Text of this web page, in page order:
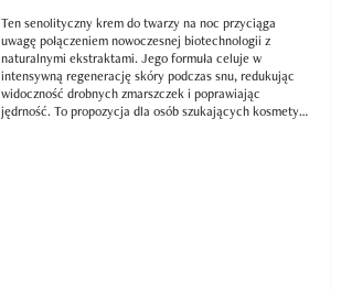
Ten senolityczny krem do twarzy na noc przyciąga
uwagę połączeniem nowoczesnej biotechnologii z
naturalnymi ekstraktami. Jego formuła celuje w
intensywną regenerację skóry podczas snu, redukując
widoczność drobnych zmarszczek i poprawiając
jędrność. To propozycja dla osób szukających kosmetyku